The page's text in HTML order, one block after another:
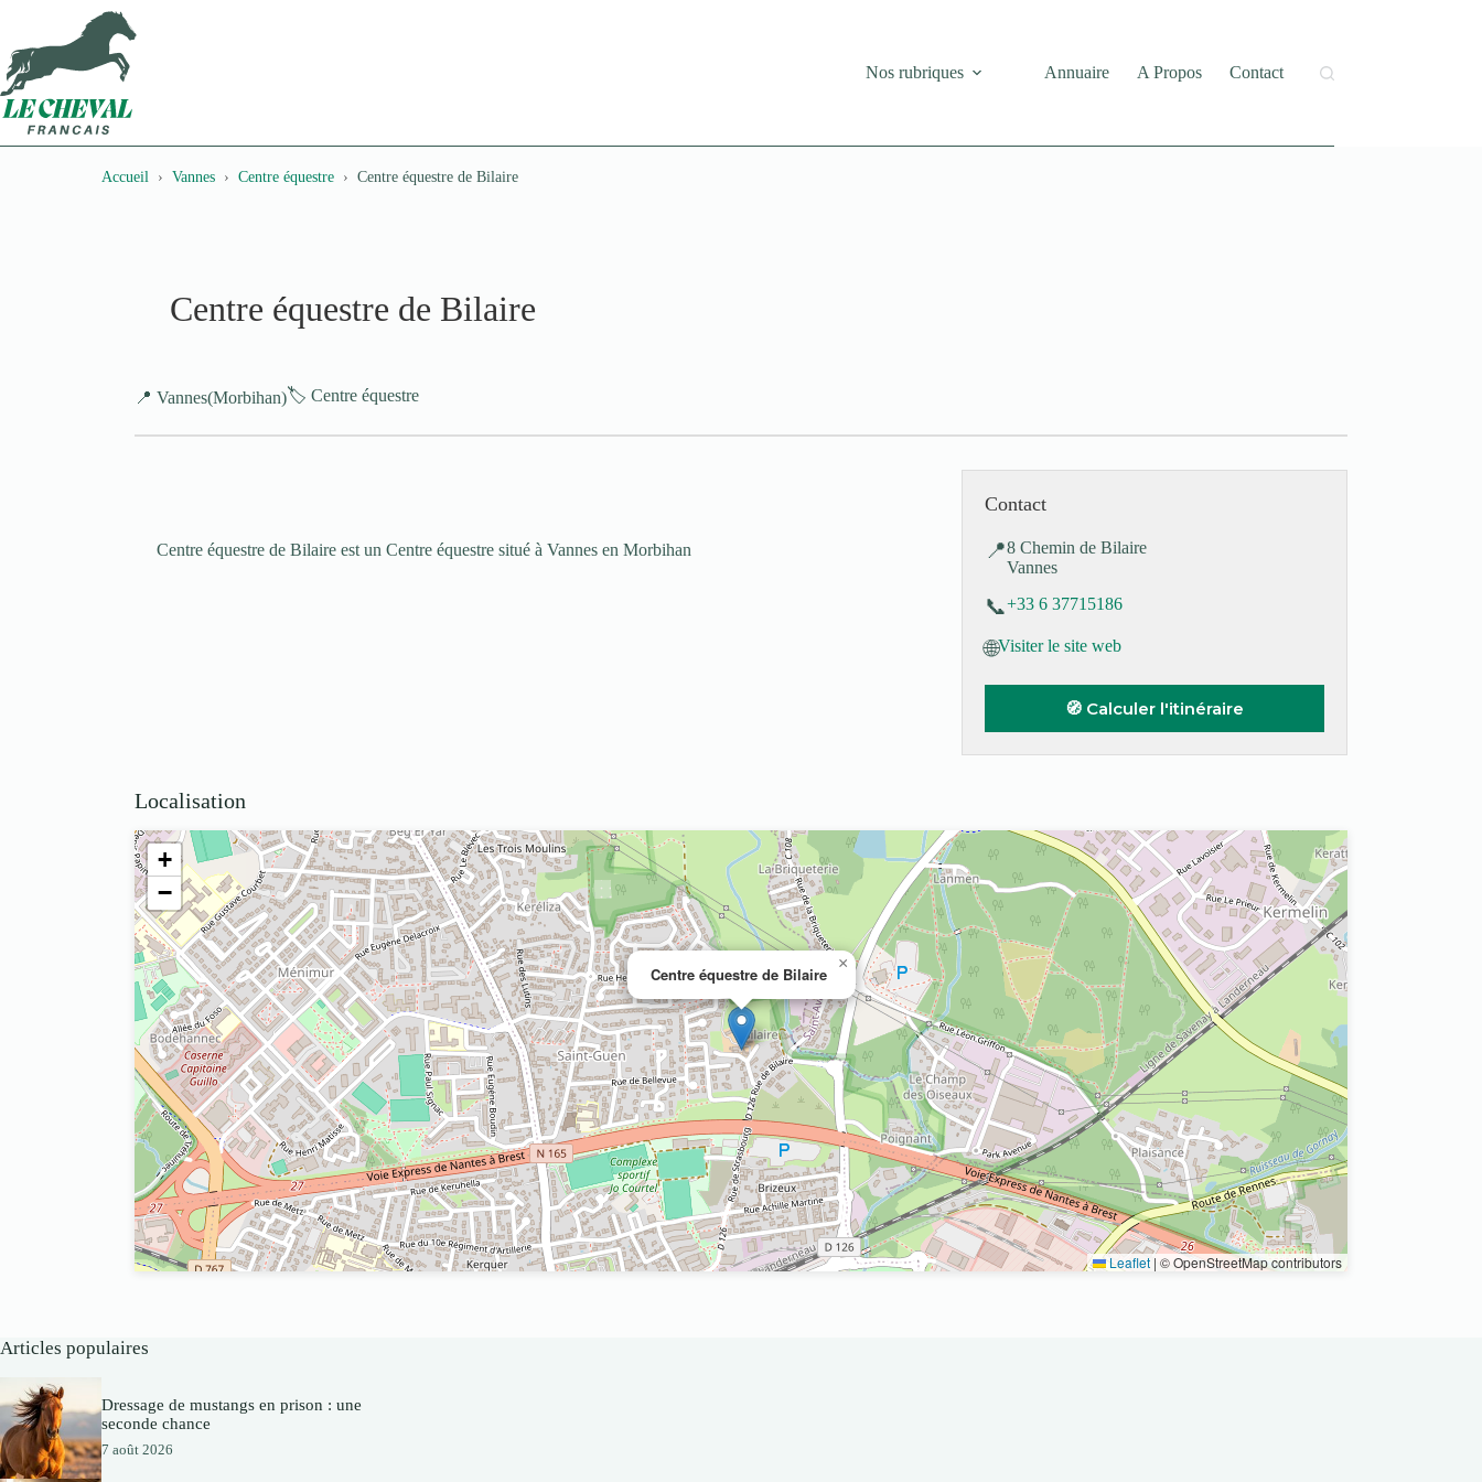
contenu
Nos rubriques
Annuaire A Propos Contact
Accueil Vannes Centre équestre Centre équestre de Bilaire
Centre équestre de Bilaire
📍 Vannes(Morbihan)🏷️ Centre équestre
Centre équestre de Bilaire est un Centre équestre situé à Vannes en Morbihan
Contact
📍8 Chemin de Bilaire
Vannes
📞+33 6 37715186
🌐Visiter le site web
🧭 Calculer l'itinéraire
Localisation
Centre équestre de Bilaire
×
+
−
Leaflet | © OpenStreetMap contributors
Articles populaires
Dressage de mustangs en prison : une
seconde chance
7 août 2026